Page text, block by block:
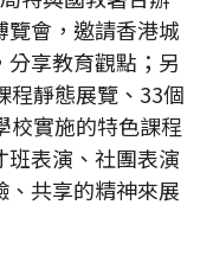
會，邀請香港城
享教育觀點；另
程靜態展覽、33個
校實施的特色課程
表演、社團表演
共享的精神來展